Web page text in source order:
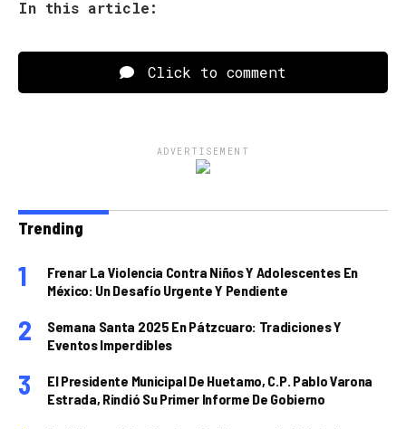
In this article:
Click to comment
ADVERTISEMENT
Trending
Frenar La Violencia Contra Niños Y Adolescentes En
México: Un Desafío Urgente Y Pendiente
Semana Santa 2025 En Pátzcuaro: Tradiciones Y
Eventos Imperdibles
El Presidente Municipal De Huetamo, C.P. Pablo Varona
Estrada, Rindió Su Primer Informe De Gobierno